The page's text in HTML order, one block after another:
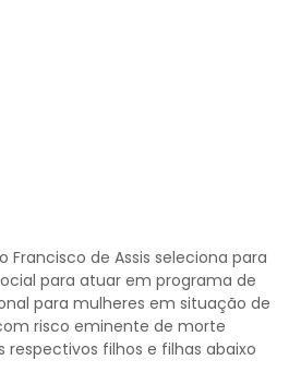
Francisco de Assis seleciona para
para atuar em programa de
para mulheres em situação de
risco eminente de morte
filhos e filhas abaixo